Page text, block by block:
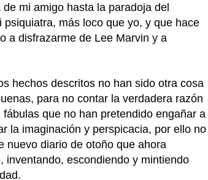
mi amigo hasta la paradoja del
más loco que yo, y que hace
a disfrazarme de Lee Marvin y a
hechos descritos no han sido otra cosa
para no contar la verdadera razón
que no han pretendido engañar a
la imaginación y perspicacia, por ello no
nuevo diario de otoño que ahora
inventando, escondiendo y mintiendo